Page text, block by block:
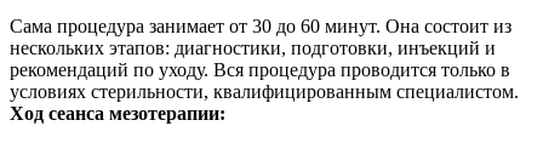
Сама процедура занимает от 30 до 60 минут. Она состоит из
нескольких этапов: диагностики, подготовки, инъекций и
рекомендаций по уходу. Вся процедура проводится только в
условиях стерильности, квалифицированным специалистом.
Ход сеанса мезотерапии: